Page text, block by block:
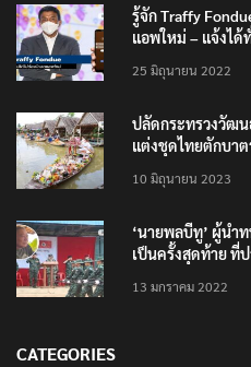
รู้จัก Traffy
แอพใหม่ – แจ้งได้
25 มิถุนายน 2022
ปลัดกระทรวงวัฒน
แต่งชุดไทยตักบาต
10 มิถุนายน 2023
‘นายพลบีทู’ ผู้นำ
เป็นครั้งสุดท้าย ที่
13 มกราคม 2022
CATEGORIES